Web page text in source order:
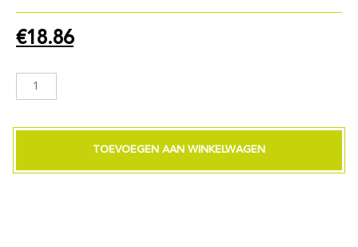
€18.86
LED
PRO
460Lm
TOEVOEGEN AAN WINKELWAGEN